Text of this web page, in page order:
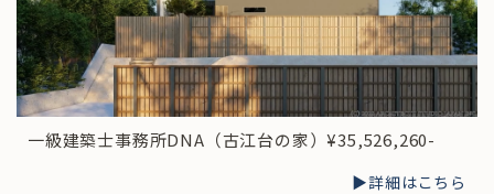
一級建築士事務所DNA（古江台の家）¥35,526,260-
▶︎詳細はこちら